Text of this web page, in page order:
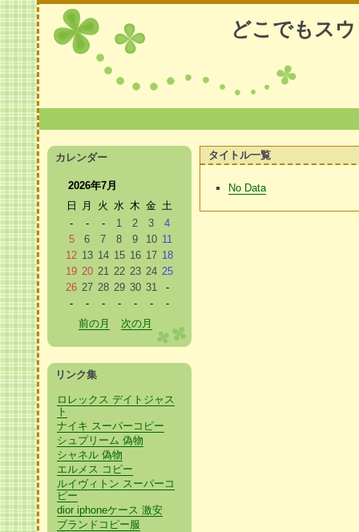
どこでもス
タイトル一覧
No Data
カレンダー
2026年7月
日
月 火 水 木 金 土
-
- - 1 2 3
4
5
6 7 8 9 10 11
12 13 14 15 16 17 18
19 20 21 22 23 24 25
26 27 28 29 30 31
-
-
- - - - -
-
前の月
次の月
リンク集
ロレックス デイトジャス
ト
ナイキ スーパーコピー
シュプリーム 偽物
シャネル 偽物
エルメス コピー
ルイヴィトン スーパーコ
ピー
dior iphoneケース 激安
ブランドコピー服